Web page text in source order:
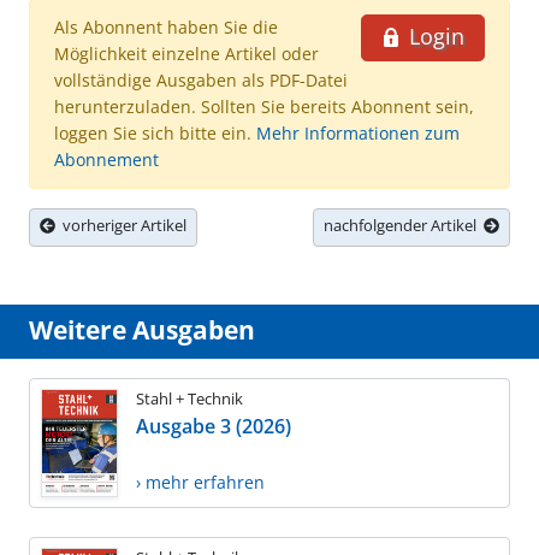
Login
Als Abonnent haben Sie die
Möglichkeit einzelne Artikel oder
vollständige Ausgaben als PDF-Datei
herunterzuladen. Sollten Sie bereits Abonnent sein,
loggen Sie sich bitte ein. Mehr Informationen zum
Abonnement
vorheriger Artikel nachfolgender Artikel
Weitere Ausgaben
Stahl + Technik
Ausgabe 3 (2026)
› mehr erfahren